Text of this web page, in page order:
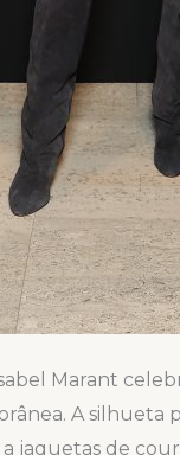
Marant
A silhueta
jaquetas de